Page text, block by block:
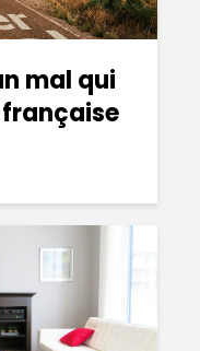
mal qui
française